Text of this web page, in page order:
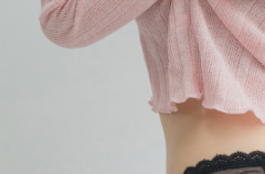
페이코 라이